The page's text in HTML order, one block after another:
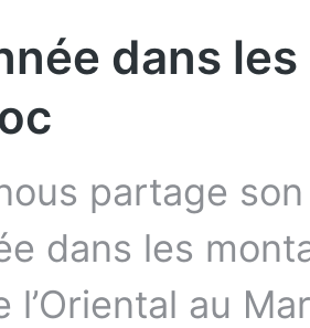
dans
partage
dans les
l’Oriental au